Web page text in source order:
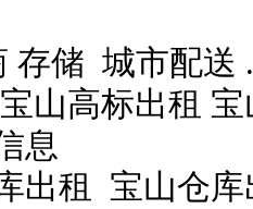
存储 城市配送 .
山高标出租
息
出租 宝山仓